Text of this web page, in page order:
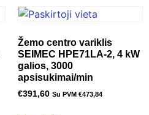
Žemo centro variklis
SEIMEC HPE71LA-2, 4 kW
galios, 3000
apsisukimai/min
€391,60 Su PVM €473,84